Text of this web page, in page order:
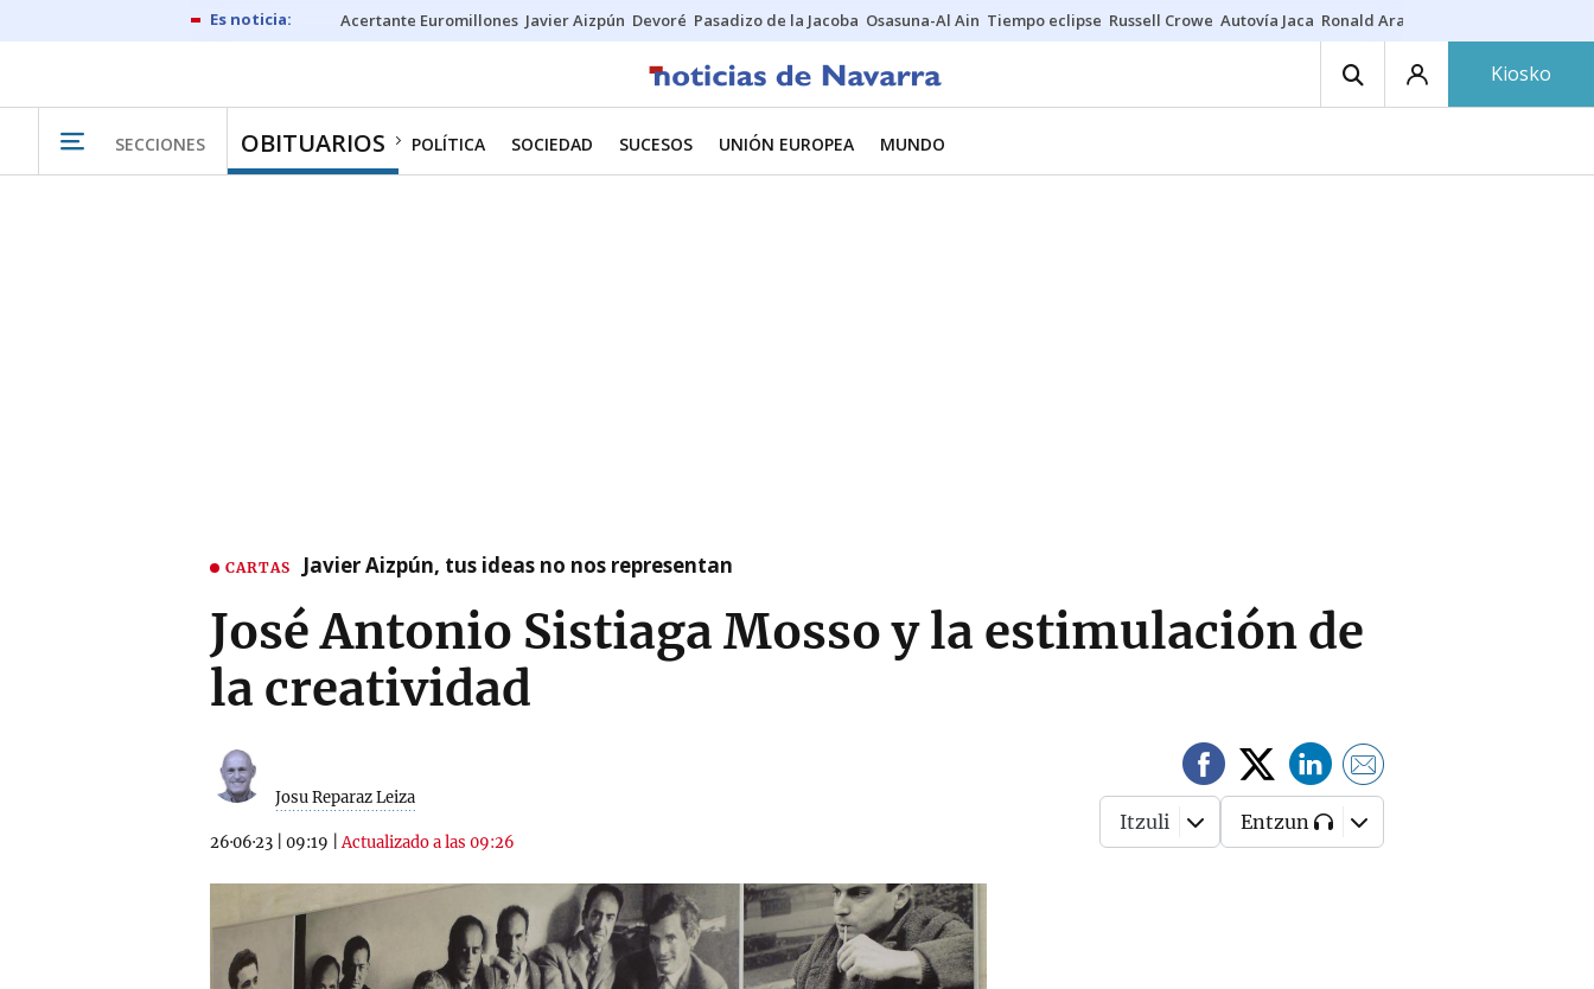
Acertante Euromillones Javier Aizpún Devoré Pasadizo de la Jacoba Osasuna-Al Ain Tiempo eclipse Russell Crowe Autovía Jaca Ronald Araújo
Kiosko
SECCIONES OBITUARIOS POLÍTICA SOCIEDAD SUCESOS UNIÓN EUROPEA MUNDO
CARTAS Javier Aizpún, tus ideas no nos representan
José Antonio Sistiaga Mosso y la estimulación de
la creatividad
Josu Reparaz Leiza
26·06·23 09:19 |Actualizado a las 09:26
Itzuli Entzun